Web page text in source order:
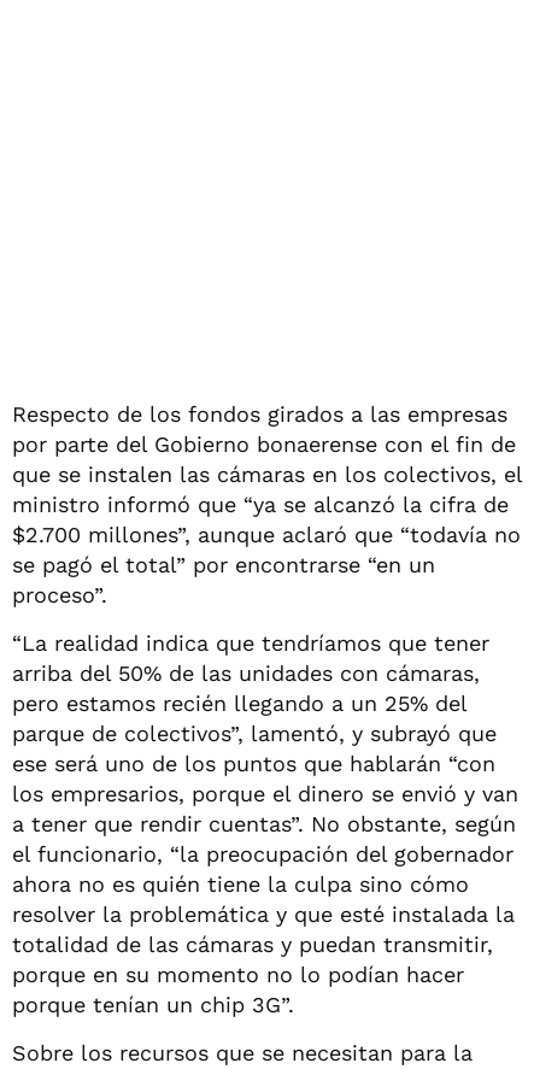
Respecto de los fondos girados a las empresas
por parte del Gobierno bonaerense con el fin de
que se instalen las cámaras en los colectivos, el
ministro informó que “ya se alcanzó la cifra de
$2.700 millones”, aunque aclaró que “todavía no
se pagó el total” por encontrarse “en un
proceso”.
“La realidad indica que tendríamos que tener
arriba del 50% de las unidades con cámaras,
pero estamos recién llegando a un 25% del
parque de colectivos”, lamentó, y subrayó que
ese será uno de los puntos que hablarán “con
los empresarios, porque el dinero se envió y van
a tener que rendir cuentas”. No obstante, según
el funcionario, “la preocupación del gobernador
ahora no es quién tiene la culpa sino cómo
resolver la problemática y que esté instalada la
totalidad de las cámaras y puedan transmitir,
porque en su momento no lo podían hacer
porque tenían un chip 3G”.
Sobre los recursos que se necesitan para la